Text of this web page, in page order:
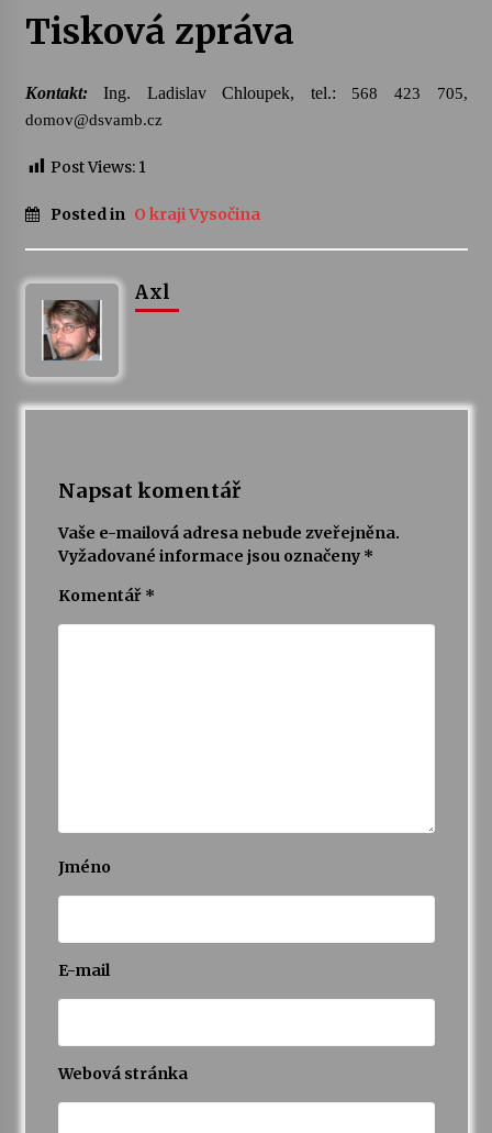
Tisková zpráva
Kontakt:Ing. Ladislav Chloupek, tel.: 568 423 705,
domov@dsvamb.cz
Post Views: 1
Posted in O kraji Vysočina
Axl
Napsat komentář
Vaše e-mailová adresa nebude zveřejněna.
Vyžadované informace jsou označeny *
Komentář *
Jméno
E-mail
Webová stránka